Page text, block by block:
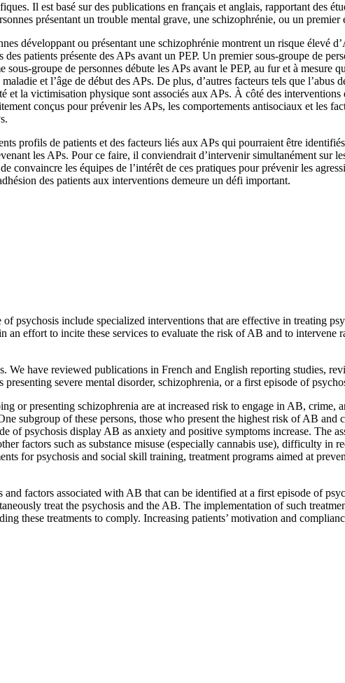
Il est basé sur des publications en français et anglais, rapportant des
présentant un trouble mental grave, une schizophrénie, ou un premier
développant ou présentant une schizophrénie montrent un risque élevé
patients présente des APs avant un PEP. Un premier sous-groupe de
groupe de personnes débute les APs avant le PEP, au fur et à mesure
et l’âge de début des APs. De plus, d’autres facteurs tels que l’abus
et la victimisation physique sont associés aux APs. À côté des
conçus pour prévenir les APs, les comportements antisociaux et les
profils de patients et des facteurs liés aux APs qui pourraient être
les APs. Pour ce faire, il conviendrait d’intervenir simultanément sur
convaincre les équipes de l’intérêt de ces pratiques pour prévenir les
des patients aux interventions demeure un défi important.
psychosis include specialized interventions that are effective in treating
effort to incite these services to evaluate the risk of AB and to intervene
have reviewed publications in French and English reporting studies,
severe mental disorder, schizophrenia, or a first episode of
or presenting schizophrenia are at increased risk to engage in AB,
subgroup of these persons, those who present the highest risk of AB
of psychosis display AB as anxiety and positive symptoms increase. The
factors such as substance misuse (especially cannabis use), difficulty in
for psychosis and social skill training, treatment programs aimed at
factors associated with AB that can be identified at a first episode of
treat the psychosis and the AB. The implementation of such
these treatments to comply. Increasing patients’ motivation and